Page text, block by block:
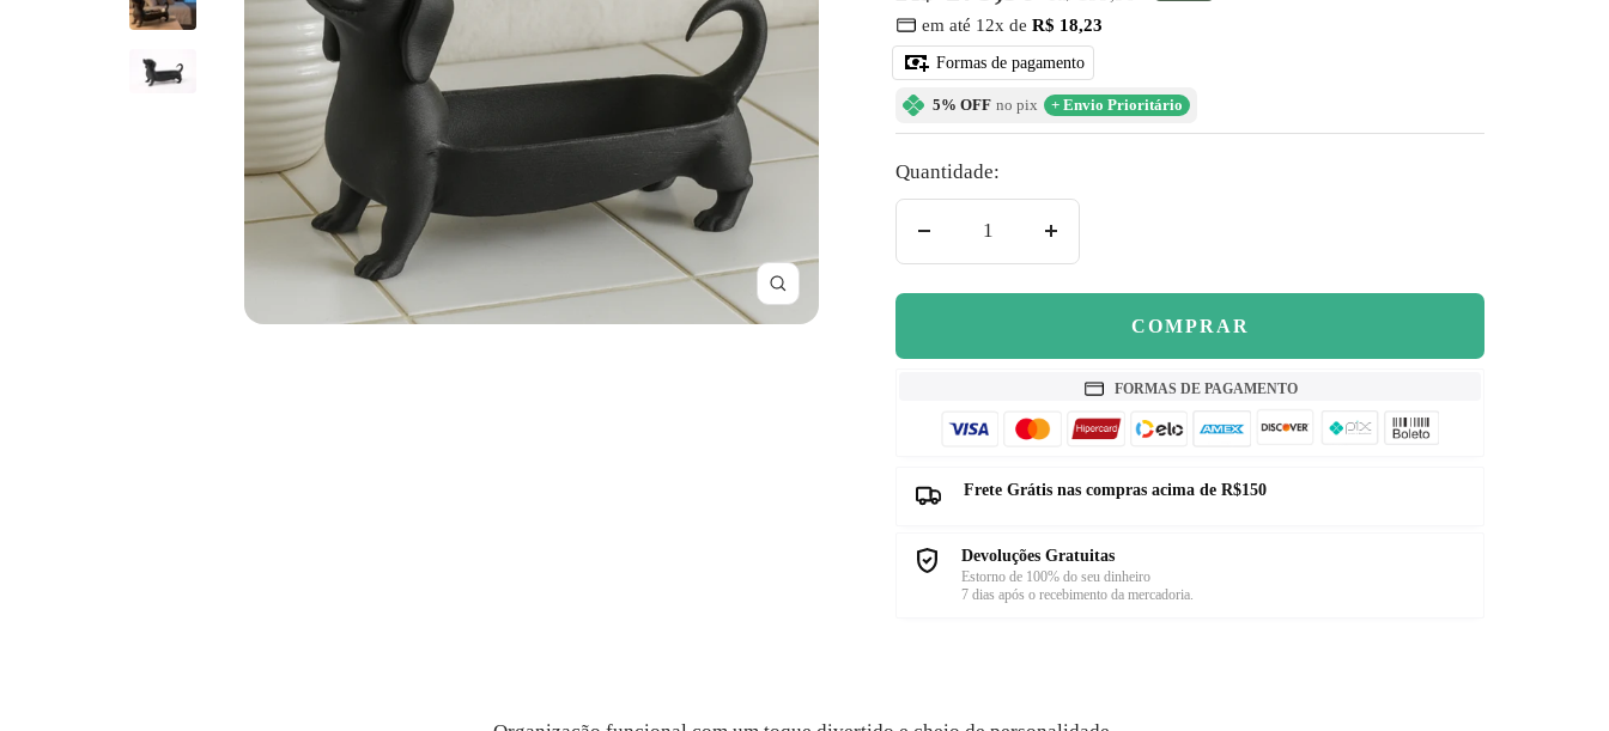
Zoom
promocionalnormal
em até 12x deR$ 18,23
Formas de pagamento
5% OFF no pix + Envio Prioritário
Quantidade:
COMPRAR
FORMAS DE PAGAMENTO
Frete Grátis nas compras acima de R$150
Devoluções Gratuitas
Estorno de 100% do seu dinheiro
7 dias após o recebimento da mercadoria.